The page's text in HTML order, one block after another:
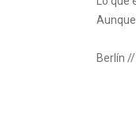
Berlín